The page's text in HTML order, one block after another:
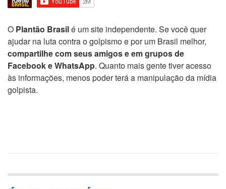
O Plantão Brasilé um site independente. Se você quer
ajudar na luta contra o golpismo e por um Brasil melhor,
compartilhe com seus amigos e em grupos de
Facebook e WhatsApp. Quanto mais gente tiver acesso
às informações, menos poder terá a manipulação da mídia
golpista.